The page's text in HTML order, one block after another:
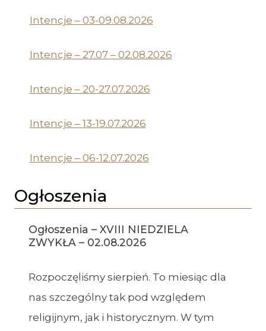
Intencje – 03-09.08.2026
Intencje – 27.07 – 02.08.2026
Intencje – 20-27.07.2026
Intencje – 13-19.07.2026
Intencje – 06-12.07.2026
Ogłoszenia
Ogłoszenia – XVIII NIEDZIELA
ZWYKŁA – 02.08.2026
Rozpoczęliśmy sierpień. To miesiąc dla
nas szczególny tak pod względem
religijnym, jak i historycznym. W tym